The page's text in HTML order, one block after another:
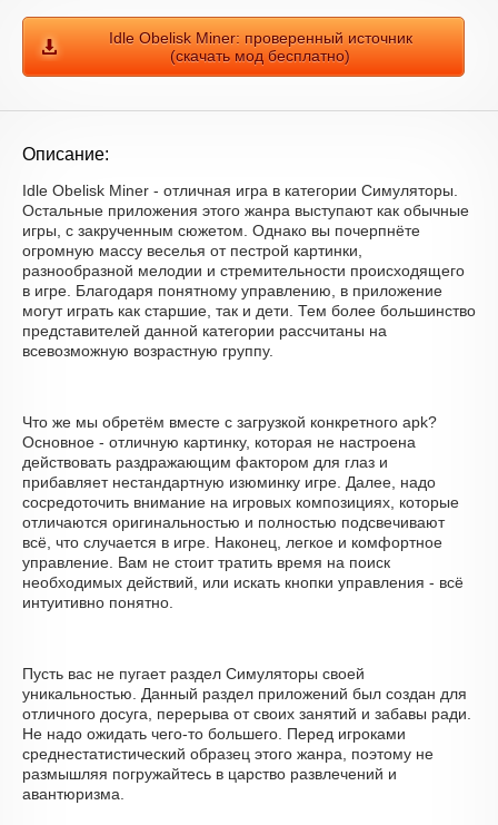
Idle Obelisk Miner: проверенный источник
(скачать мод бесплатно)
Описание:
Idle Obelisk Miner - отличная игра в категории Симуляторы.
Остальные приложения этого жанра выступают как обычные
игры, с закрученным сюжетом. Однако вы почерпнёте
огромную массу веселья от пестрой картинки,
разнообразной мелодии и стремительности происходящего
в игре. Благодаря понятному управлению, в приложение
могут играть как старшие, так и дети. Тем более большинство
представителей данной категории рассчитаны на
всевозможную возрастную группу.
Что же мы обретём вместе с загрузкой конкретного apk?
Основное - отличную картинку, которая не настроена
действовать раздражающим фактором для глаз и
прибавляет нестандартную изюминку игре. Далее, надо
сосредоточить внимание на игровых композициях, которые
отличаются оригинальностью и полностью подсвечивают
всё, что случается в игре. Наконец, легкое и комфортное
управление. Вам не стоит тратить время на поиск
необходимых действий, или искать кнопки управления - всё
интуитивно понятно.
Пусть вас не пугает раздел Симуляторы своей
уникальностью. Данный раздел приложений был создан для
отличного досуга, перерыва от своих занятий и забавы ради.
Не надо ожидать чего-то большего. Перед игроками
среднестатистический образец этого жанра, поэтому не
размышляя погружайтесь в царство развлечений и
авантюризма.